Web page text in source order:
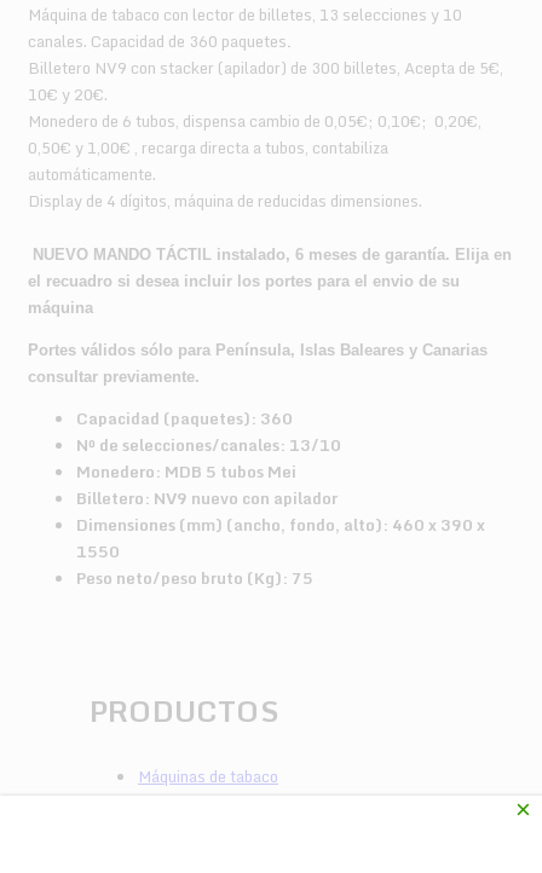
Máquina de tabaco con lector de billetes, 13 selecciones y 10
canales. Capacidad de 360 paquetes.
Billetero NV9 con stacker (apilador) de 300 billetes, Acepta de 5€,
10€ y 20€.
Monedero de 6 tubos, dispensa cambio de 0,05€; 0,10€; 0,20€,
0,50€ y 1,00€ , recarga directa a tubos, contabiliza
automáticamente.
Display de 4 dígitos, máquina de reducidas dimensiones.
NUEVO MANDO TÁCTIL instalado, 6 meses de garantía. Elija en
el recuadro si desea incluir los portes para el envio de su
máquina
Portes válidos sólo para Península, Islas Baleares y Canarias
consultar previamente.
Capacidad (paquetes): 360
Nº de selecciones/canales: 13/10
Monedero: MDB 5 tubos Mei
Billetero: NV9 nuevo con apilador
Dimensiones (mm) (ancho, fondo, alto): 460 x 390 x
1550
Peso neto/peso bruto (Kg): 75
PRODUCTOS
Máquinas de tabaco
×